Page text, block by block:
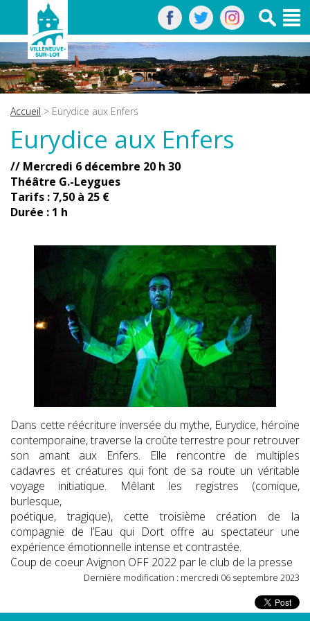
Accueil > Eurydice aux Enfers
Eurydice aux Enfers
// Mercredi 6 décembre 20 h 30
Théâtre G.-Leygues
Tarifs : 7,50 à 25 €
Durée : 1 h
Dans cette réécriture inversée du mythe, Eurydice, héroïne
contemporaine, traverse la croûte terrestre pour retrouver
son amant aux Enfers. Elle rencontre de multiples
cadavres et créatures qui font de sa route un véritable
voyage initiatique. Mêlant les registres (comique,
burlesque,
poétique, tragique), cette troisième création de la
compagnie de l’Eau qui Dort offre au spectateur une
expérience émotionnelle intense et contrastée.
Coup de coeur Avignon OFF 2022 par le club de la presse
Dernière modification : mercredi 06 septembre 2023